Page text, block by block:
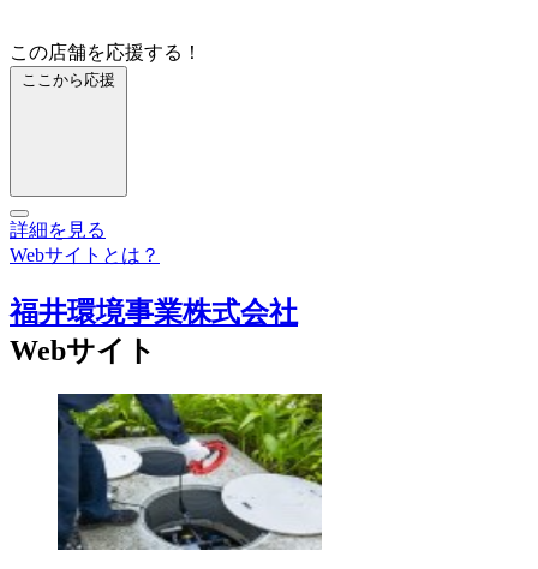
この店舗を応援する！
ここから応援
詳細を見る
Webサイトとは？
福井環境事業株式会社
Webサイト